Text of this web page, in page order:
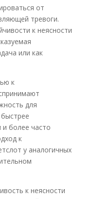
от
тревоги.
к неясности
или как
к
для
и более часто
к
у аналогичных
к неясности